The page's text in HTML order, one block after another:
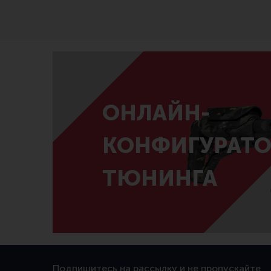
ОНЛАЙН-
ТЮНИНГА
Подпишитесь на рассылку и не пропускайте